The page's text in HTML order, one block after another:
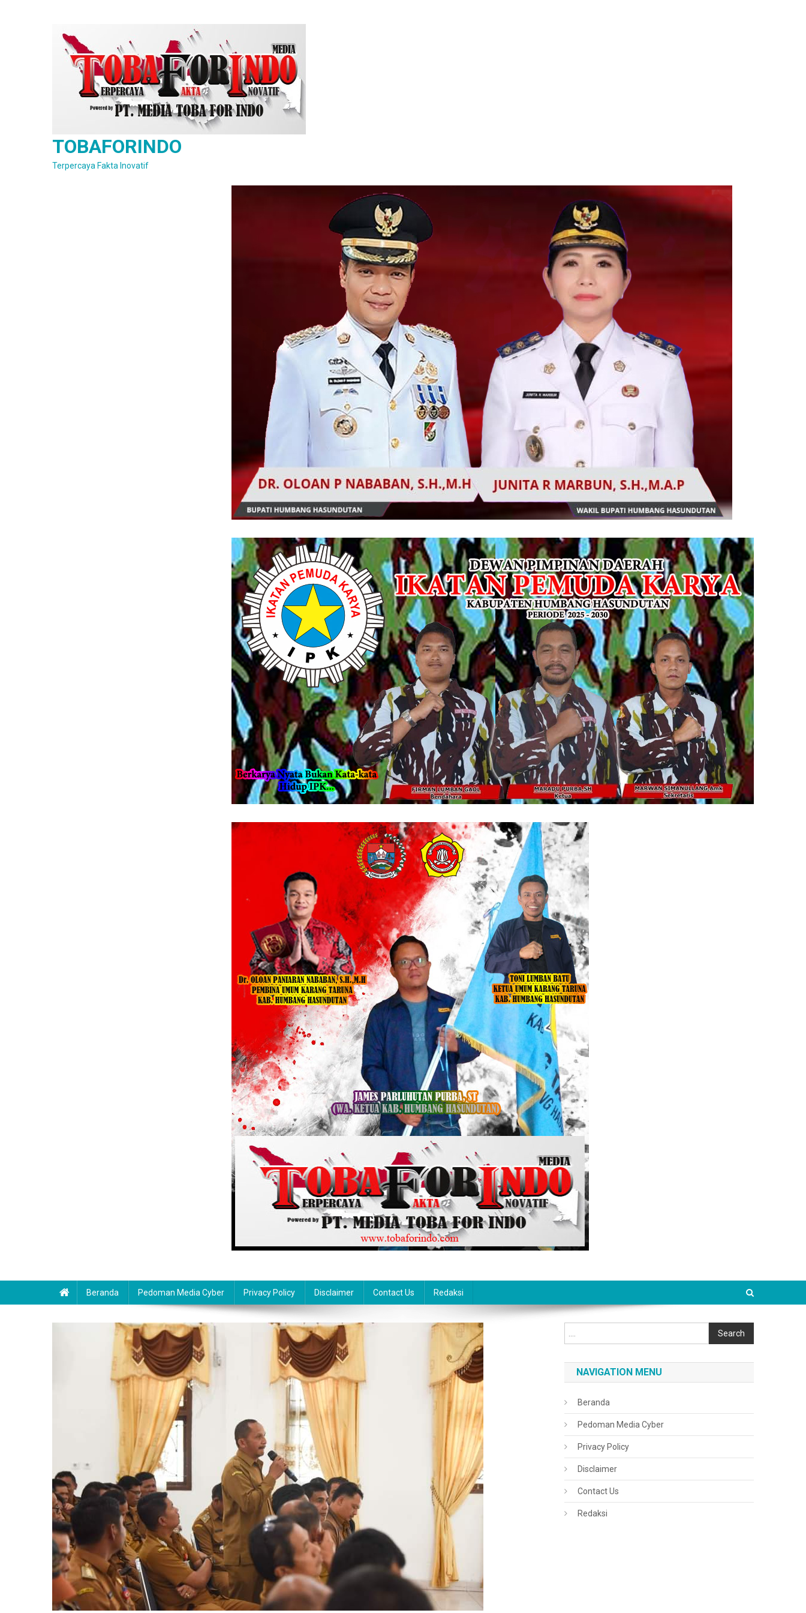
TOBAFORINDO
Terpercaya Fakta Inovatif
Beranda Pedoman Media Cyber Privacy Policy Disclaimer Contact Us Redaksi
Search
NAVIGATION MENU
Beranda
Pedoman Media Cyber
Privacy Policy
Disclaimer
Contact Us
Redaksi